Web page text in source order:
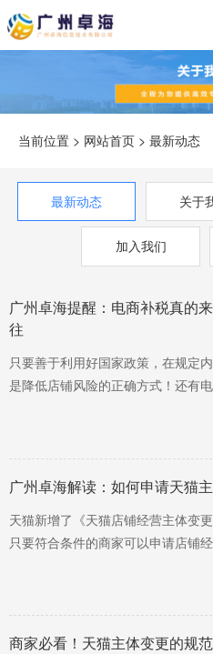
当前位置 > 网站首页 > 最新动态
最新动态 关于
加入我们
广州卓海提醒：电商补税真的
往
只要善于利用好国家政策，在规定
是降低店铺风险的正确方式！还有
广州卓海解读：如何申请天猫
天猫新增了《天猫店铺经营主体变
只要符合条件的商家可以申请店铺
猫主体变更前需要了解天猫主体变
商家必看！天猫主体变更的规